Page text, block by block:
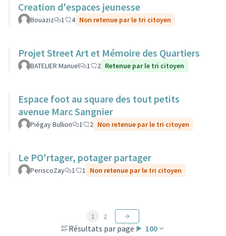
Creation d'espaces jeunesse
Bouaziz 1 4 Non retenue par le tri citoyen
Projet Street Art et Mémoire des Quartiers
BATELIER Manuel 1 2 Retenue par le tri citoyen
Espace foot au square des tout petits
avenue Marc Sangnier
Piégay Bullion 1 2 Non retenue par le tri citoyen
Le PO'rtager, potager partager
PeriscoZay 1 1 Non retenue par le tri citoyen
Résultats par page : 100
1 2